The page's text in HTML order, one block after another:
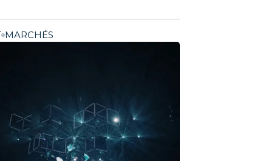
MARCHÉS